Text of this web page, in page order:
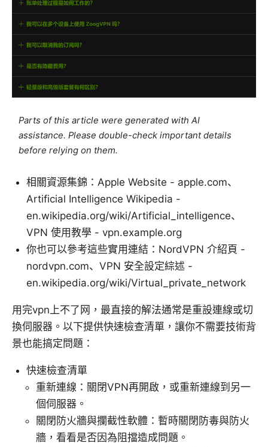
Parts of this article were generated with AI
assistance. Please double-check important details
before relying on them.
相關資源集錦：Apple Website - apple.com、
Artificial Intelligence Wikipedia -
en.wikipedia.org/wiki/Artificial_intelligence、
VPN 使用教學 - vpn.example.org
你也可以參考這些實用連結：NordVPN 介紹頁 -
nordvpn.com、VPN 安全設定綜述 -
en.wikipedia.org/wiki/Virtual_private_network
用完vpn上不了网，最直接的解法通常是重設連線或切
換伺服器。以下提供快速檢查清單，讓你不需要技術背
景也能搞定問題：
快速檢查清單
重新連線：關閉VPN再開啟，或重新連線到另一
個伺服器。
關閉防火牆與攔截性軟體：暫時關閉防毒與防火
牆，看看是否因為阻擋造成問題。